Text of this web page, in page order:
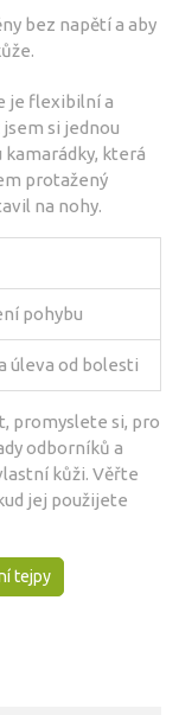
bez napětí a aby
je flexibilní a
si jednou
kamarádky, která
protažený
na nohy.
pohybu
úleva od bolesti
promyslete si, pro
odborníků a
kůži. Věřte
jej použijete
tejpy